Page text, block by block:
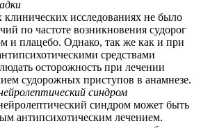
исследованиях не было
по частоте возникновения судорог
и плацебо. Однако, так же как и при
средствами
осторожность при лечении
судорожных приступов в анамнезе.
синдром
синдром может быть
антипсихотическим лечением.